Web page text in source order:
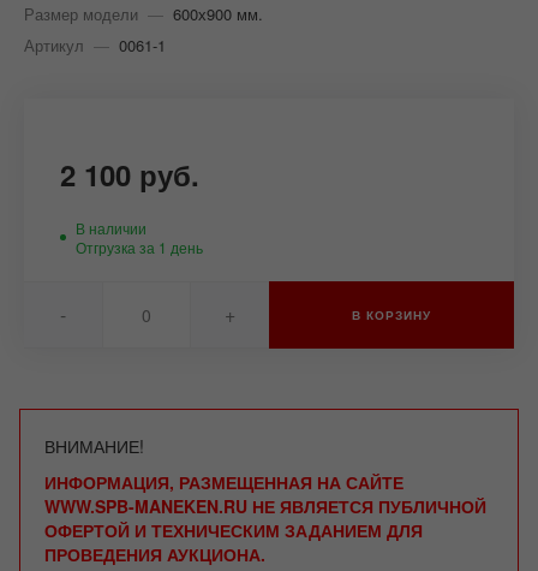
Размер модели — 600х900 мм.
Артикул — 0061-1
2 100 руб.
В наличии
Отгрузка за 1 день
- + В КОРЗИНУ
ВНИМАНИЕ!
ИНФОРМАЦИЯ, РАЗМЕЩЕННАЯ НА САЙТЕ
WWW.SPB-MANEKEN.RU НЕ ЯВЛЯЕТСЯ ПУБЛИЧНОЙ
ОФЕРТОЙ И ТЕХНИЧЕСКИМ ЗАДАНИЕМ ДЛЯ
ПРОВЕДЕНИЯ АУКЦИОНА.